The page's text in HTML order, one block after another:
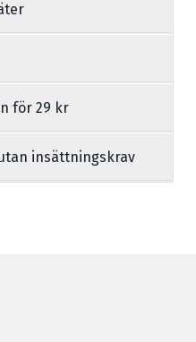
för 29 kr
insättningskrav